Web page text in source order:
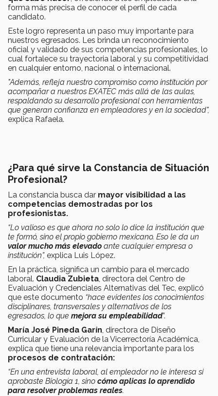
forma más precisa de conocer el perfil de cada
candidato.
Este logro representa un paso muy importante para
nuestros egresados. Les brinda un reconocimiento
oficial y validado de sus competencias profesionales, lo
cual fortalece su trayectoria laboral y su competitividad
en cualquier entorno, nacional o internacional.
"Además, refleja nuestro compromiso como institución por
acompañar a nuestros EXATEC más allá de las aulas,
respaldando su desarrollo profesional con herramientas
que generan confianza en empleadores y en la sociedad",
explica Rafaela.
¿Para qué sirve la Constancia de Situación
Profesional?
La constancia busca dar mayor visibilidad a las
competencias demostradas por los
profesionistas.
“Lo valioso es que ahora no solo lo dice la institución que
te formó, sino el propio gobierno mexicano. Eso le da un
valor mucho más elevado ante cualquier empresa o
institución”, explica Luis López.
En la práctica, significa un cambio para el mercado
laboral. Claudia Zubieta, directora del Centro de
Evaluación y Credenciales Alternativas del Tec, explicó
que este documento “hace evidentes los conocimientos
disciplinares, transversales y alternativos de los
egresados, lo que mejora su empleabilidad”.
María José Pineda Garín, directora de Diseño
Curricular y Evaluación de la Vicerrectoría Académica,
explica que tiene una relevancia importante para los
procesos de contratación:
“En una entrevista laboral, al empleador no le interesa si
aprobaste Biología 1, sino cómo aplicas lo aprendido
para resolver problemas reales.